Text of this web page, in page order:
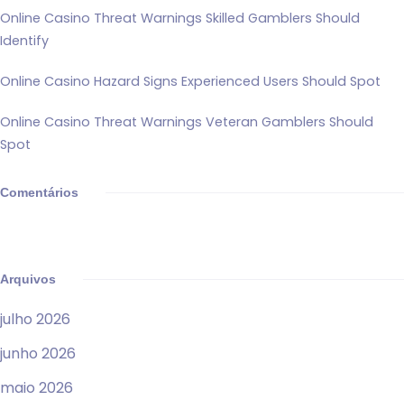
Online Casino Threat Warnings Skilled Gamblers Should
Identify
Online Casino Hazard Signs Experienced Users Should Spot
Online Casino Threat Warnings Veteran Gamblers Should
Spot
Comentários
Arquivos
julho 2026
junho 2026
maio 2026